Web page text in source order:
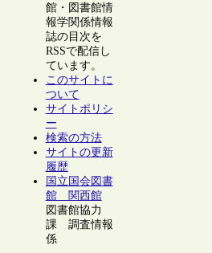
館・図書館情
報学関係情報
誌の目次を
RSSで配信し
ています。
このサイトに
ついて
サイトポリシ
ー
検索の方法
サイトの更新
履歴
国立国会図書
館 関西館
図書館協力
課 調査情報
係